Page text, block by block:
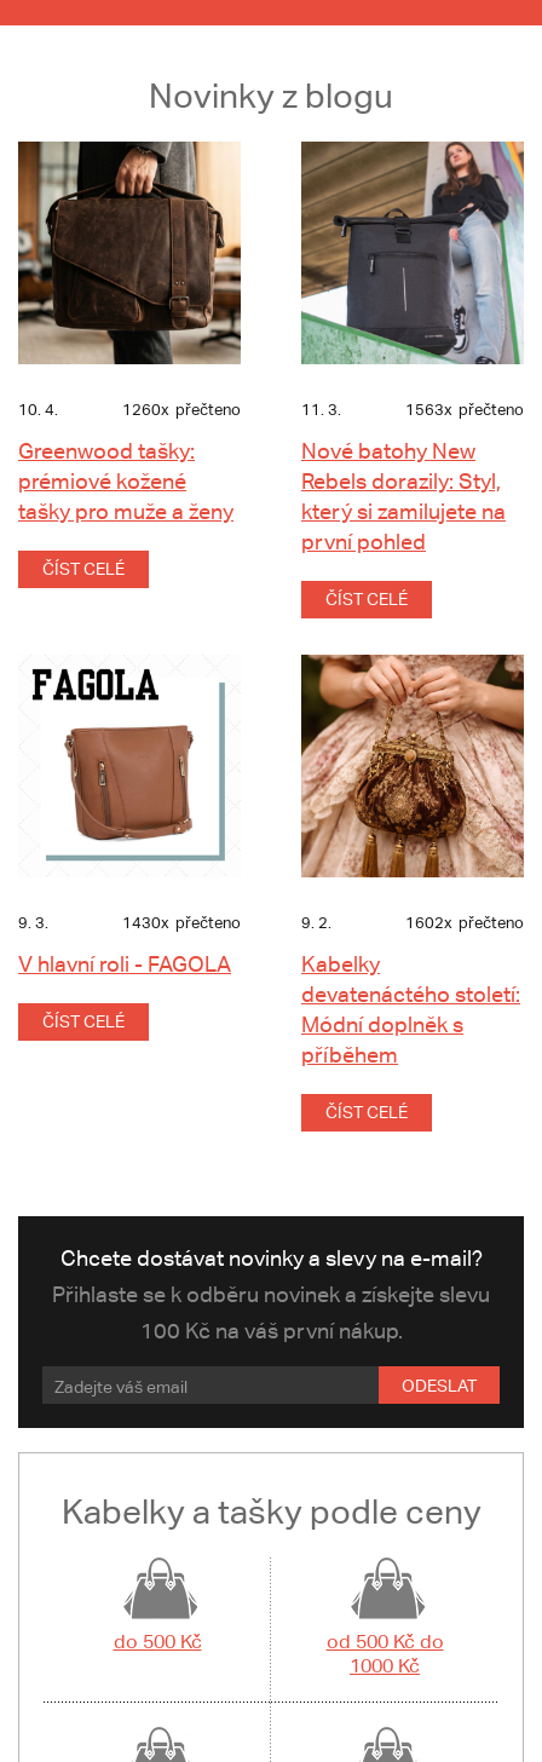
Novinky z blogu
10. 4. 1260x přečteno
Greenwood tašky:
prémiové kožené
tašky pro muže a ženy
ČÍST CELÉ
11. 3. 1563x přečteno
Nové batohy New
Rebels dorazily: Styl,
který si zamilujete na
první pohled
ČÍST CELÉ
9. 3. 1430x přečteno
V hlavní roli - FAGOLA
ČÍST CELÉ
9. 2. 1602x přečteno
Kabelky
devatenáctého století:
Módní doplněk s
příběhem
ČÍST CELÉ
Chcete dostávat novinky a slevy na e-mail?
Přihlaste se k odběru novinek a získejte slevu
100 Kč na váš první nákup.
ODESLAT
Kabelky a tašky podle ceny
do 500 Kč
od 500 Kč do
1000 Kč